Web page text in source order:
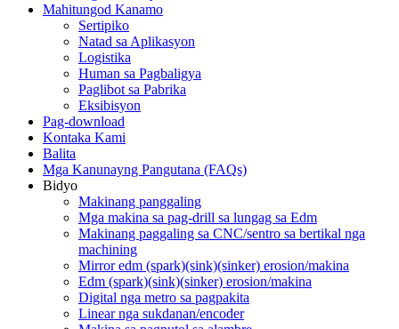
Mahitungod Kanamo
Sertipiko
Natad sa Aplikasyon
Logistika
Human sa Pagbaligya
Paglibot sa Pabrika
Eksibisyon
Pag-download
Kontaka Kami
Balita
Mga Kanunayng Pangutana (FAQs)
Bidyo
Makinang panggaling
Mga makina sa pag-drill sa lungag sa Edm
Makinang paggaling sa CNC/sentro sa bertikal nga
machining
Mirror edm (spark)(sink)(sinker) erosion/makina
Edm (spark)(sink)(sinker) erosion/makina
Digital nga metro sa pagpakita
Linear nga sukdanan/encoder